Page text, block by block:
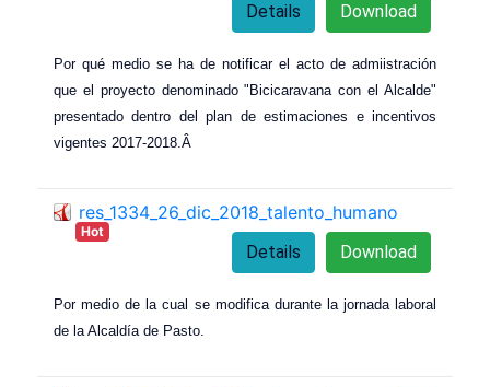
Download
Details
Por qué medio se ha de notificar el acto de admiistración
que el proyecto denominado "Bicicaravana con el Alcalde"
presentado dentro del plan de estimaciones e incentivos
vigentes 2017-2018.Â
res_1334_26_dic_2018_talento_humano
Hot
Download
Details
Por medio de la cual se modifica durante la jornada laboral
de la Alcaldía de Pasto.